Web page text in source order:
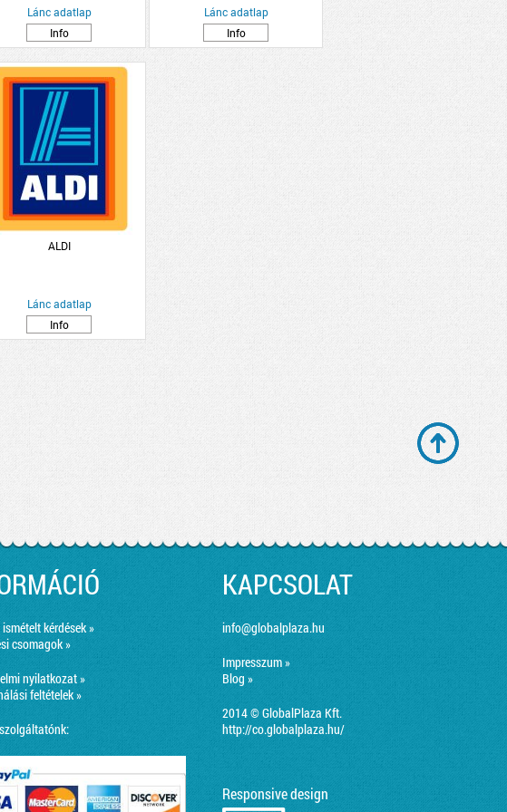
Lánc adatlap
Info
Lánc adatlap
Info
ALDI
Lánc adatlap
Info
kérdések »
csomagok »
nyilatkozat »
feltételek »
KAPCSOLAT
info@globalplaza.hu
Impresszum »
Blog »
2014 © GlobalPlaza Kft.
http://co.globalplaza.hu/
Responsive design